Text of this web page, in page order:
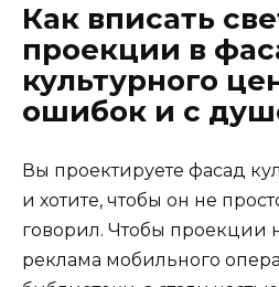
Как вписать
проекции в
культурного
ошибок и с
Вы проектируете фасад
и хотите, чтобы он не
говорил. Чтобы проекции
реклама мобильного